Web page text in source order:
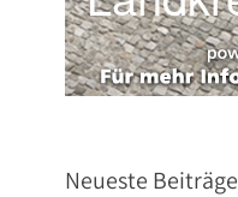
Neueste Beiträge